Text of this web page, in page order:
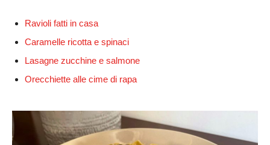
Ravioli fatti in casa
Caramelle ricotta e spinaci
Lasagne zucchine e salmone
Orecchiette alle cime di rapa